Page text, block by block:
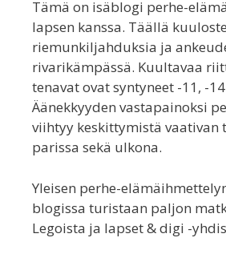
Tämä on isäblogi perhe-
lapsen kanssa. Täällä
riemunkiljahduksia ja
rivarikämpässä. Kuultavaa
tenavat ovat syntyneet -11, -
Äänekkyyden vastapainoksi
viihtyy keskittymistä vaativan
parissa sekä ulkona.
Yleisen perhe-
blogissa turistaan paljon
Legoista ja lapset & digi -